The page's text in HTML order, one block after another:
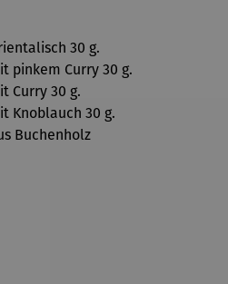
30 g.
pinkem Curry 30 g.
Curry 30 g.
Knoblauch 30 g.
Buchenholz